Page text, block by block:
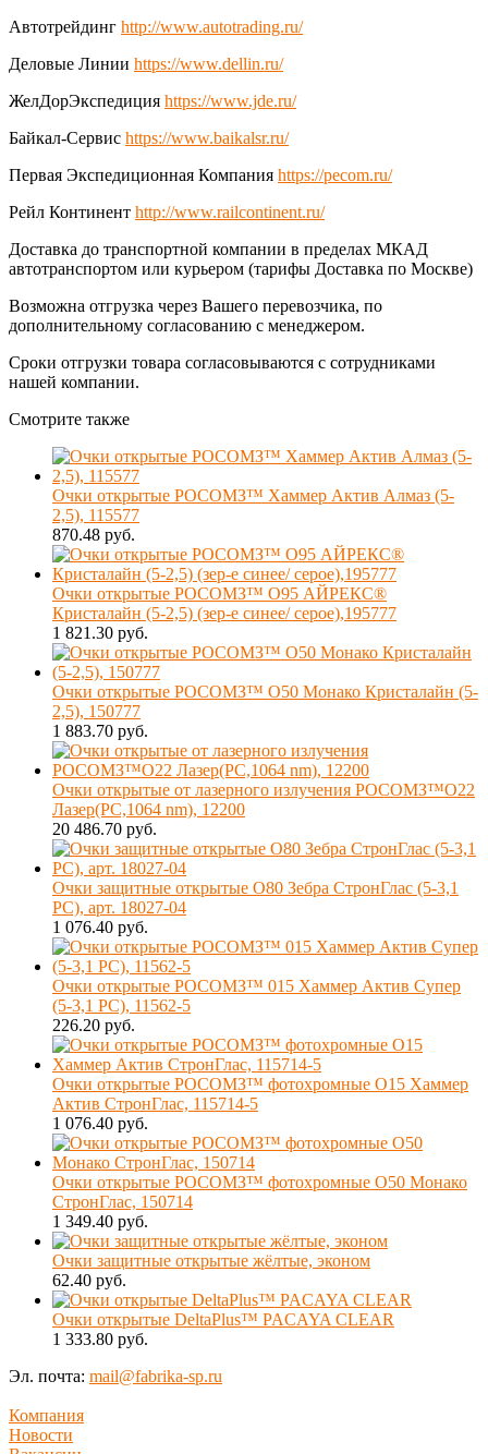
Автотрейдинг http://www.autotrading.ru/
Деловые Линии https://www.dellin.ru/
ЖелДорЭкспедиция https://www.jde.ru/
Байкал-Сервис https://www.baikalsr.ru/
Первая Экспедиционная Компания https://pecom.ru/
Рейл Континент http://www.railcontinent.ru/
Доставка до транспортной компании в пределах МКАД
автотранспортом или курьером (тарифы Доставка по Москве)
Возможна отгрузка через Вашего перевозчика, по
дополнительному согласованию с менеджером.
Сроки отгрузки товара согласовываются с сотрудниками
нашей компании.
Смотрите также
Очки открытые РОСОМЗ™ Хаммер Актив Алмаз (5-
2,5), 115577
870.48 руб.
Очки открытые РОСОМЗ™ О95 АЙРЕКС®
Кристалайн (5-2,5) (зер-е синее/ серое),195777
1 821.30 руб.
Очки открытые РОСОМЗ™ О50 Монако Кристалайн (5-
2,5), 150777
1 883.70 руб.
Очки открытые от лазерного излучения РОСОМЗ™О22
Лазер(РС,1064 nm), 12200
20 486.70 руб.
Очки защитные открытые О80 Зебра СтронГлас (5-3,1
PC), арт. 18027-04
1 076.40 руб.
Очки открытые РОСОМЗ™ 015 Хаммер Актив Супер
(5-3,1 PC), 11562-5
226.20 руб.
Очки открытые РОСОМЗ™ фотохромные О15 Хаммер
Актив СтронГлас, 115714-5
1 076.40 руб.
Очки открытые РОСОМЗ™ фотохромные О50 Монако
СтронГлас, 150714
1 349.40 руб.
Очки защитные открытые жёлтые, эконом
62.40 руб.
Очки открытые DeltaPlus™ PACAYA CLEAR
1 333.80 руб.
Эл. почта: mail@fabrika-sp.ru
Компания
Новости